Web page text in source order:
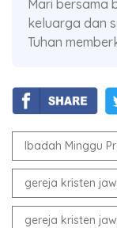
Mari bersama
keluarga dan
Tuhan
Ibadah Minggu
gereja kristen
gereja kristen